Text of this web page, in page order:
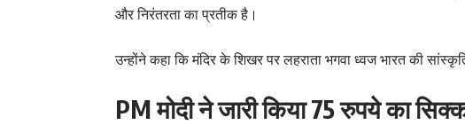
और निरंतरता का प्रतीक है।
उन्होंने कहा कि मंदिर के शिखर पर लहराता भगवा ध्वज भारत की
PM मोदी ने जारी किया 75 रुपये का